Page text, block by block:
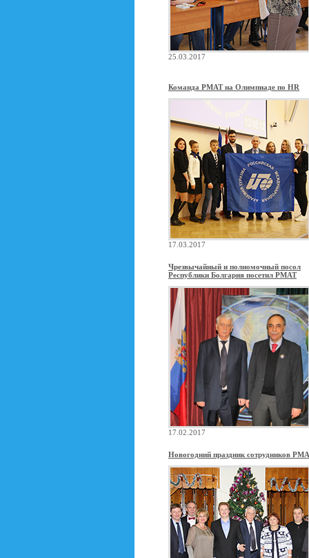
25.03.2017
Команда РМАТ на Олимпиаде по HR
17.03.2017
Чрезвычайный и полномочный посол
Республики Болгария посетил РМАТ
17.02.2017
Новогодний праздник сотрудников